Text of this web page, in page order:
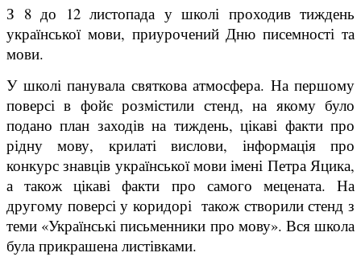
З 8 до 12 листопада у школі проходив тиждень
української мови, приурочений Дню писемності та
мови.
У школі панувала святкова атмосфера. На першому
поверсі в фойє розмістили стенд, на якому було
подано план заходів на тиждень, цікаві факти про
рідну мову, крилаті вислови, інформація про
конкурс знавців української мови імені Петра Яцика,
а також цікаві факти про самого мецената. На
другому поверсі у коридорі також створили стенд з
теми «Українські письменники про мову». Вся школа
була прикрашена листівками.